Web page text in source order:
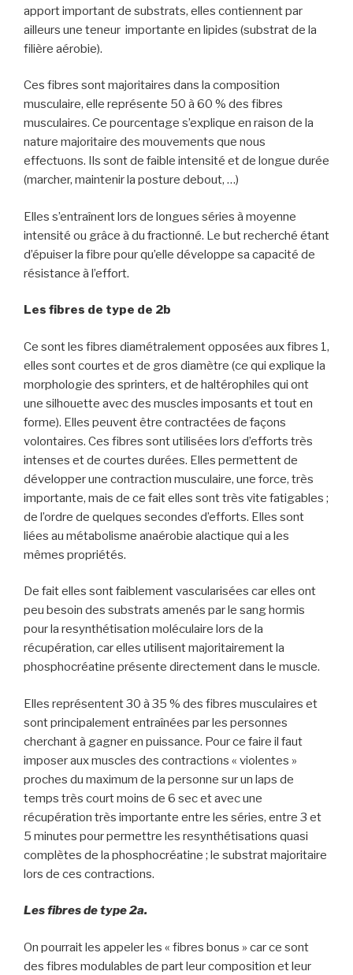
apport important de substrats, elles contiennent par
ailleurs une teneur importante en lipides (substrat de la
filière aérobie).
Ces fibres sont majoritaires dans la composition
musculaire, elle représente 50 à 60 % des fibres
musculaires. Ce pourcentage s’explique en raison de la
nature majoritaire des mouvements que nous
effectuons. Ils sont de faible intensité et de longue durée
(marcher, maintenir la posture debout, …)
Elles s’entraînent lors de longues séries à moyenne
intensité ou grâce à du fractionné. Le but recherché étant
d’épuiser la fibre pour qu’elle développe sa capacité de
résistance à l’effort.
Les fibres de type de 2b
Ce sont les fibres diamétralement opposées aux fibres 1,
elles sont courtes et de gros diamètre (ce qui explique la
morphologie des sprinters, et de haltérophiles qui ont
une silhouette avec des muscles imposants et tout en
forme). Elles peuvent être contractées de façons
volontaires. Ces fibres sont utilisées lors d’efforts très
intenses et de courtes durées. Elles permettent de
développer une contraction musculaire, une force, très
importante, mais de ce fait elles sont très vite fatigables ;
de l’ordre de quelques secondes d’efforts. Elles sont
liées au métabolisme anaérobie alactique qui a les
mêmes propriétés.
De fait elles sont faiblement vascularisées car elles ont
peu besoin des substrats amenés par le sang hormis
pour la resynthétisation moléculaire lors de la
récupération, car elles utilisent majoritairement la
phosphocréatine présente directement dans le muscle.
Elles représentent 30 à 35 % des fibres musculaires et
sont principalement entraînées par les personnes
cherchant à gagner en puissance. Pour ce faire il faut
imposer aux muscles des contractions « violentes »
proches du maximum de la personne sur un laps de
temps très court moins de 6 sec et avec une
récupération très importante entre les séries, entre 3 et
5 minutes pour permettre les resynthétisations quasi
complètes de la phosphocréatine ; le substrat majoritaire
lors de ces contractions.
Les fibres de type 2a.
On pourrait les appeler les « fibres bonus » car ce sont
des fibres modulables de part leur composition et leur